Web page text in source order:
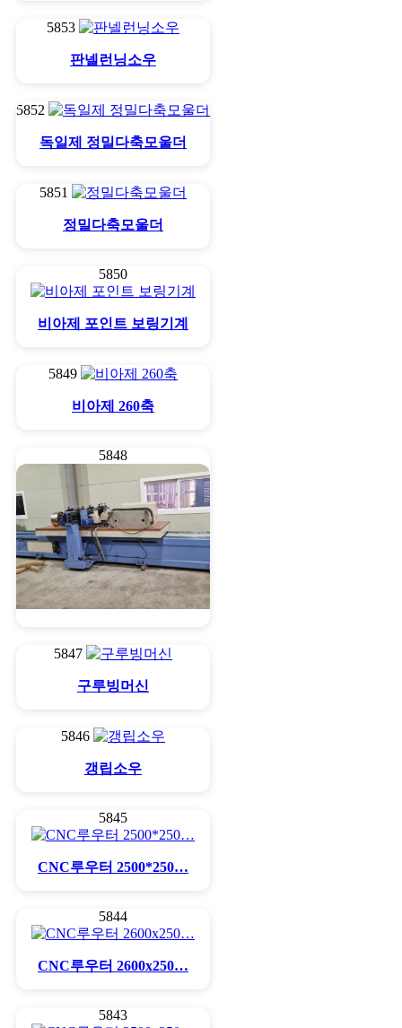
5853
판넬런닝소우
5852
독일제 정밀다축모울더
5851
정밀다축모울더
5850
비아제 포인트 보링기계
5849
비아제 260축
5848
5847
구루빙머신
5846
갱립소우
5845
CNC루우터 2500*250…
5844
CNC루우터 2600x250…
5843